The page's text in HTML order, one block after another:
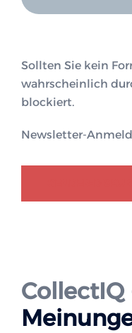
Sollten Sie kein
wahrscheinlich
blockiert.
Newsletter-
CollectIQ